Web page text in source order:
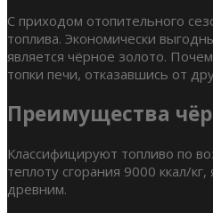
С приходом отопительного
топлива. Экономически
является чёрное золото.
топки печи, отказавшись от
Преимущества
Классифицируют топливо по
теплоту сгорания 9000 ккал/
древним.